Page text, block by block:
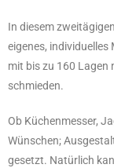
In diesem
eigenes, individuelles
mit bis zu 160 Lagen
schmieden.
Ob Küchenmesser,
Wünschen;
gesetzt. Natürlich